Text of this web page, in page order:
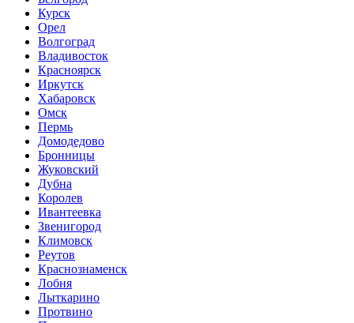
Курск
Орел
Волгоград
Владивосток
Красноярск
Иркутск
Хабаровск
Омск
Пермь
Домодедово
Бронницы
Жуковский
Дубна
Королев
Ивантеевка
Звенигород
Климовск
Реутов
Краснознаменск
Лобня
Лыткарино
Протвино